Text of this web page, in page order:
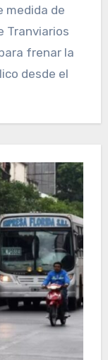
Tranviarios
frenar la
desde el